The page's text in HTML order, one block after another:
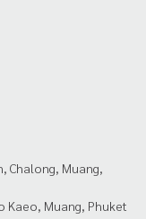
Chalong, Muang,
Kaeo, Muang, Phuket